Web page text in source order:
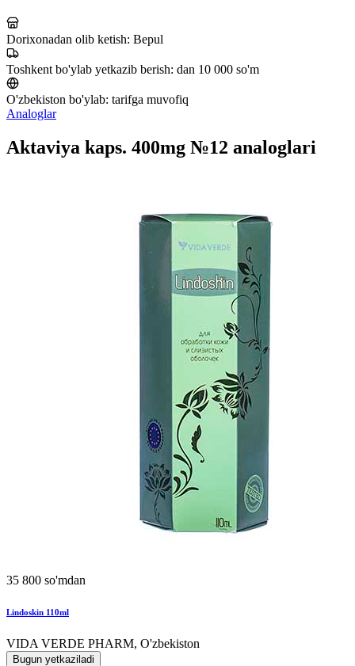
Dorixonadan olib ketish: Bepul
Toshkent bo'ylab yetkazib berish: dan 10 000 so'm
O'zbekiston bo'ylab: tarifga muvofiq
Analoglar
Aktaviya kaps. 400mg №12 analoglari
35 800 so'mdan
Lindoskin 110ml
VIDA VERDE PHARM, O'zbekiston
Bugun yetkaziladi